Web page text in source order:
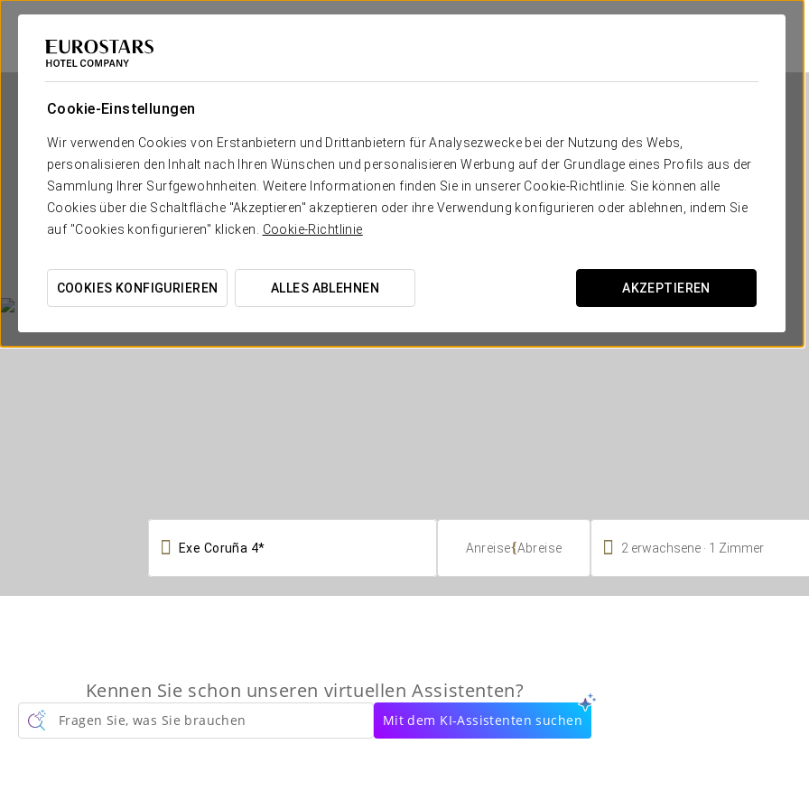
Cookie-Einstellungen
Wir verwenden Cookies von Erstanbietern und Drittanbietern für Analysezwecke bei der Nutzung des Webs,
personalisieren den Inhalt nach Ihren Wünschen und personalisieren Werbung auf der Grundlage eines Profils aus der
Sammlung Ihrer Surfgewohnheiten. Weitere Informationen finden Sie in unserer Cookie-Richtlinie. Sie können alle
Cookies über die Schaltfläche "Akzeptieren" akzeptieren oder ihre Verwendung konfigurieren oder ablehnen, indem Sie
auf "Cookies konfigurieren" klicken. Cookie-Richtlinie
COOKIES KONFIGURIEREN ALLES ABLEHNEN AKZEPTIEREN
A CORUÑA
 Anreise{Abreise  2 erwachsene 1 Zimmer
Kennen Sie schon unseren virtuellen Assistenten?
Fragen Sie, was Sie brauchen Mit dem KI-Assistenten suchen